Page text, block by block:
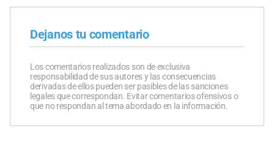
Dejanos tu comentario
Los comentarios realizados son de exclusiva
responsabilidad de sus autores y las consecuencias
derivadas de ellos pueden ser pasibles de las sanciones
legales que correspondan. Evitar comentarios ofensivos o
que no respondan al tema abordado en la información.